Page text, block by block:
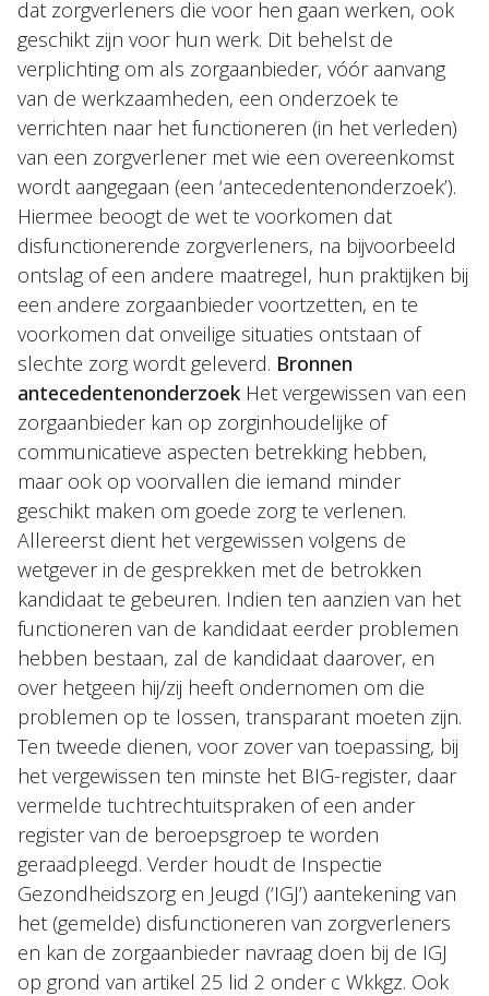
dat zorgverleners die voor hen gaan werken, ook
geschikt zijn voor hun werk. Dit behelst de
verplichting om als zorgaanbieder, vóór aanvang
van de werkzaamheden, een onderzoek te
verrichten naar het functioneren (in het verleden)
van een zorgverlener met wie een overeenkomst
wordt aangegaan (een ‘antecedentenonderzoek’).
Hiermee beoogt de wet te voorkomen dat
disfunctionerende zorgverleners, na bijvoorbeeld
ontslag of een andere maatregel, hun praktijken bij
een andere zorgaanbieder voortzetten, en te
voorkomen dat onveilige situaties ontstaan of
slechte zorg wordt geleverd. Bronnen
antecedentenonderzoek Het vergewissen van een
zorgaanbieder kan op zorginhoudelijke of
communicatieve aspecten betrekking hebben,
maar ook op voorvallen die iemand minder
geschikt maken om goede zorg te verlenen.
Allereerst dient het vergewissen volgens de
wetgever in de gesprekken met de betrokken
kandidaat te gebeuren. Indien ten aanzien van het
functioneren van de kandidaat eerder problemen
hebben bestaan, zal de kandidaat daarover, en
over hetgeen hij/zij heeft ondernomen om die
problemen op te lossen, transparant moeten zijn.
Ten tweede dienen, voor zover van toepassing, bij
het vergewissen ten minste het BIG-register, daar
vermelde tuchtrechtuitspraken of een ander
register van de beroepsgroep te worden
geraadpleegd. Verder houdt de Inspectie
Gezondheidszorg en Jeugd (‘IGJ’) aantekening van
het (gemelde) disfunctioneren van zorgverleners
en kan de zorgaanbieder navraag doen bij de IGJ
op grond van artikel 25 lid 2 onder c Wkkgz. Ook